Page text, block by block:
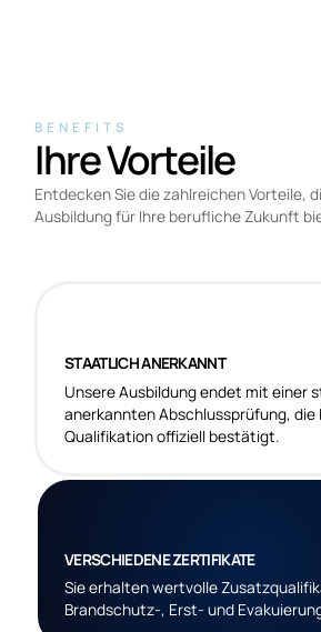
BENEFITS
Ihre Vorteile
Entdecken Sie die zahlreichen Vorteile,
Ausbildung für Ihre berufliche Zukunft
STAATLICH ANERKANNT
Unsere Ausbildung endet mit einer
anerkannten Abschlussprüfung, die
Qualifikation offiziell bestätigt.
VERSCHIEDENE ZERTIFIKATE
Sie erhalten wertvolle
Brandschutz-, Erst- und